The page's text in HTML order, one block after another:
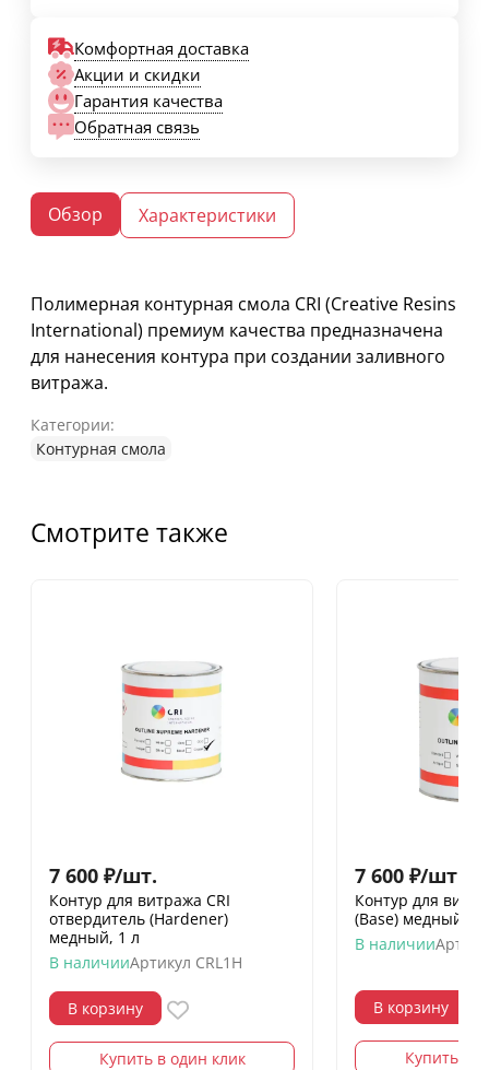
Комфортная доставка
Акции и скидки
Гарантия качества
Обратная связь
Обзор Характеристики
Полимерная контурная смола CRI (Creative Resins
International) премиум качества предназначена
для нанесения контура при создании заливного
витража.
Категории:
Контурная смола
Смотрите также
7 600 ₽/шт.
Контур для витража CRI
отвердитель (Hardener)
медный, 1 л
В наличииАртикул CRL1H
В корзину
Купить в один клик
7 600 ₽/шт.
Контур для
(Base) медный, 1
В наличии
В корзину
Купить в